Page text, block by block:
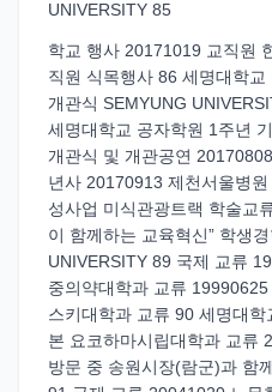
UNIVERSITY 85
학교 행사 20171019 교직원
직원 식목행사 86 세명대학
개관식 SEMYUNG
세명대학교 공자학원 1주년
개관식 및 개관공연
년사 20170913 제천서울병
성사업 미식관광트랙 학술교
이 함께하는 교육혁신” 학생
UNIVERSITY 89 국제 교류
중의약대학과 교류
스키대학과 교류 90 세명대
본 요코하마시립대학과 교류
방문 중 송원시장(람군)과 함